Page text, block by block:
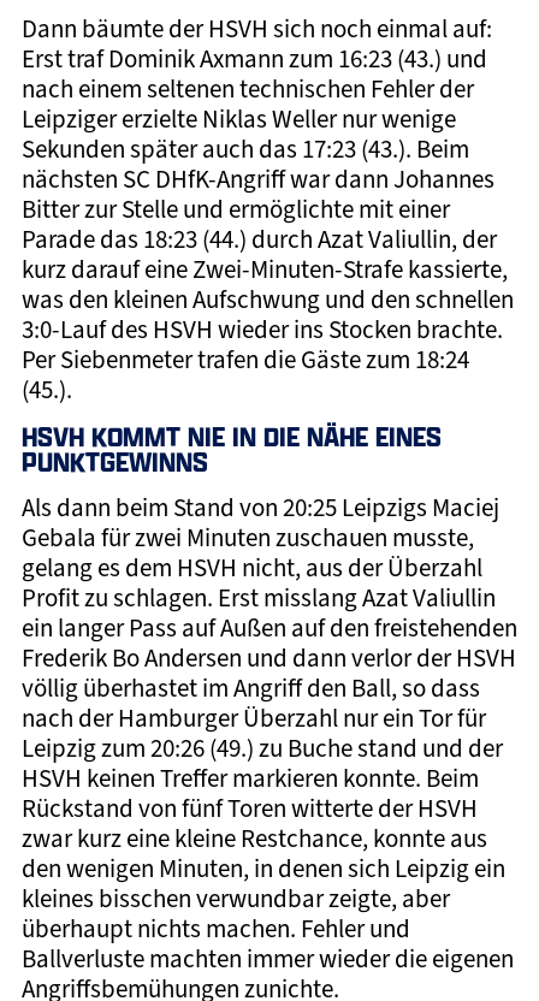
Dann bäumte der HSVH sich noch einmal auf:
Erst traf Dominik Axmann zum 16:23 (43.) und
nach einem seltenen technischen Fehler der
Leipziger erzielte Niklas Weller nur wenige
Sekunden später auch das 17:23 (43.). Beim
nächsten SC DHfK-Angriff war dann Johannes
Bitter zur Stelle und ermöglichte mit einer
Parade das 18:23 (44.) durch Azat Valiullin, der
kurz darauf eine Zwei-Minuten-Strafe kassierte,
was den kleinen Aufschwung und den schnellen
3:0-Lauf des HSVH wieder ins Stocken brachte.
Per Siebenmeter trafen die Gäste zum 18:24
(45.).
HSVH KOMMT NIE IN DIE NÄHE EINES
PUNKTGEWINNS
Als dann beim Stand von 20:25 Leipzigs Maciej
Gebala für zwei Minuten zuschauen musste,
gelang es dem HSVH nicht, aus der Überzahl
Profit zu schlagen. Erst misslang Azat Valiullin
ein langer Pass auf Außen auf den freistehenden
Frederik Bo Andersen und dann verlor der HSVH
völlig überhastet im Angriff den Ball, so dass
nach der Hamburger Überzahl nur ein Tor für
Leipzig zum 20:26 (49.) zu Buche stand und der
HSVH keinen Treffer markieren konnte. Beim
Rückstand von fünf Toren witterte der HSVH
zwar kurz eine kleine Restchance, konnte aus
den wenigen Minuten, in denen sich Leipzig ein
kleines bisschen verwundbar zeigte, aber
überhaupt nichts machen. Fehler und
Ballverluste machten immer wieder die eigenen
Angriffsbemühungen zunichte.